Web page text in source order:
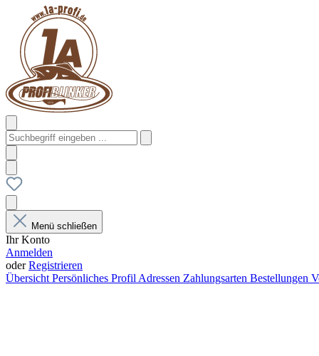
Menü schließen
Ihr Konto
Anmelden
oderRegistrieren
Übersicht Persönliches Profil Adressen Zahlungsarten Bestellungen